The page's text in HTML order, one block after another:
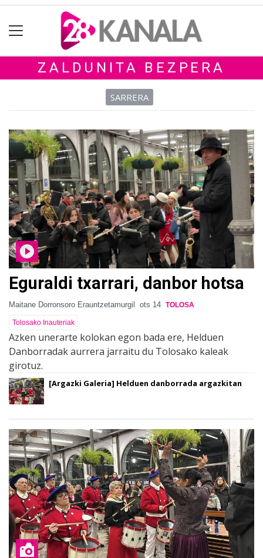
ZALDUNITA BEZPERA
SARRERA
Eguraldi txarrari, danbor hotsa
Maitane Dorronsoro Erauntzetamurgil ots 14 TOLOSA
Tolosako Inauteriak
Azken unerarte kolokan egon bada ere, Helduen
Danborradak aurrera jarraitu du Tolosako kaleak
girotuz.
[Argazki Galeria] Helduen danborrada argazkitan